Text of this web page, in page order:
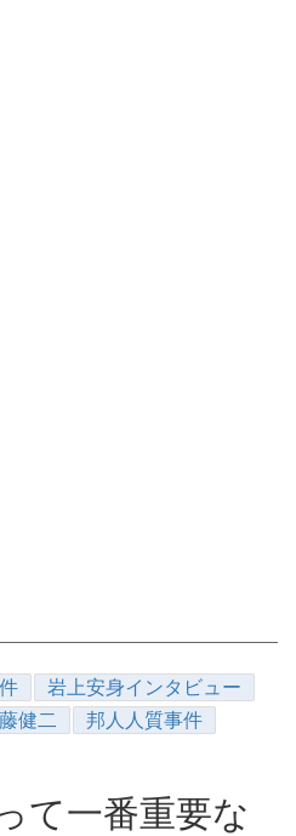
岩上安身インタビュー
健二 邦人人質事件
て一番重要な